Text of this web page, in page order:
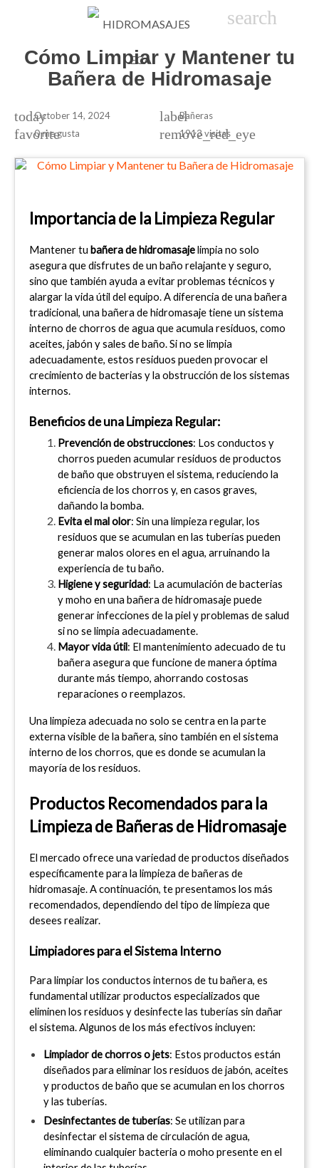
search
Cómo Limpiar y Mantener tu
Bañera de Hidromasaje
todayOctober 14, 2024 labelBañeras
favorite
0me gusta remove_red_eye
1913 visitas
Importancia de la Limpieza Regular
Mantener tu bañera de hidromasaje limpia no solo
asegura que disfrutes de un baño relajante y seguro,
sino que también ayuda a evitar problemas técnicos y
alargar la vida útil del equipo. A diferencia de una bañera
tradicional, una bañera de hidromasaje tiene un sistema
interno de chorros de agua que acumula residuos, como
aceites, jabón y sales de baño. Si no se limpia
adecuadamente, estos residuos pueden provocar el
crecimiento de bacterias y la obstrucción de los sistemas
internos.
Beneficios de una Limpieza Regular:
Prevención de obstrucciones: Los conductos y
chorros pueden acumular residuos de productos
de baño que obstruyen el sistema, reduciendo la
eficiencia de los chorros y, en casos graves,
dañando la bomba.
Evita el mal olor: Sin una limpieza regular, los
residuos que se acumulan en las tuberías pueden
generar malos olores en el agua, arruinando la
experiencia de tu baño.
Higiene y seguridad: La acumulación de bacterias
y moho en una bañera de hidromasaje puede
generar infecciones de la piel y problemas de salud
si no se limpia adecuadamente.
Mayor vida útil: El mantenimiento adecuado de tu
bañera asegura que funcione de manera óptima
durante más tiempo, ahorrando costosas
reparaciones o reemplazos.
Una limpieza adecuada no solo se centra en la parte
externa visible de la bañera, sino también en el sistema
interno de los chorros, que es donde se acumulan la
mayoría de los residuos.
Productos Recomendados para la
Limpieza de Bañeras de Hidromasaje
El mercado ofrece una variedad de productos diseñados
específicamente para la limpieza de bañeras de
hidromasaje. A continuación, te presentamos los más
recomendados, dependiendo del tipo de limpieza que
desees realizar.
Limpiadores para el Sistema Interno
Para limpiar los conductos internos de tu bañera, es
fundamental utilizar productos especializados que
eliminen los residuos y desinfecte las tuberías sin dañar
el sistema. Algunos de los más efectivos incluyen:
Limpiador de chorros o jets: Estos productos están
diseñados para eliminar los residuos de jabón, aceites
y productos de baño que se acumulan en los chorros
y las tuberías.
Desinfectantes de tuberías: Se utilizan para
desinfectar el sistema de circulación de agua,
eliminando cualquier bacteria o moho presente en el